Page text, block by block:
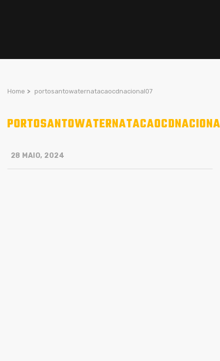
Home > portosantowaternatacaocdnacional07
28 MAIO, 2024